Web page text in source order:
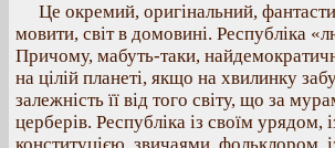
Це окремий, оригінальний,
мовити, світ в домовині. Республіка
Причому, мабуть-таки,
на цілій планеті, якщо на хвилинку
залежність її від того світу, що за
церберів. Республіка із своїм урядом,